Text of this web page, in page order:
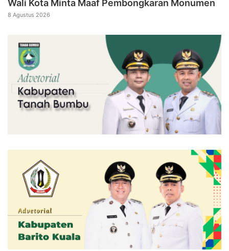
Wali Kota Minta Maaf Pembongkaran Monumen
8 Agustus 2026